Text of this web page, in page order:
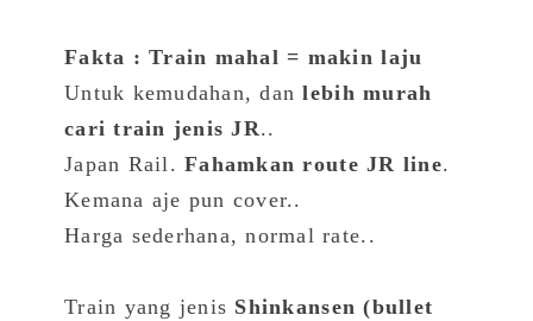
Fakta : Train mahal = makin laju
Untuk kemudahan, danlebih murah
cari train jenis JR..
Japan Rail.Fahamkan route JR line.
Kemana aje pun cover..
Harga sederhana, normal rate..
Train yang jenis Shinkansen (bullet